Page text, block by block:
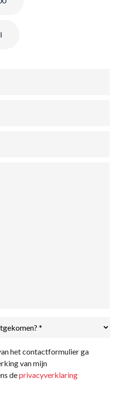
het contactformulier ga
van mijn
deprivacyverklaring